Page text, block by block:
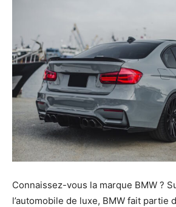
Connaissez-vous la marque BMW ?
l’automobile de luxe, BMW fait partie